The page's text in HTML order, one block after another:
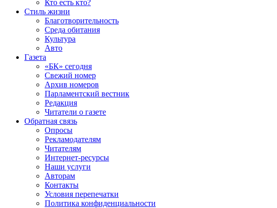
Кто есть кто?
Стиль жизни
Благотворительность
Среда обитания
Культура
Авто
Газета
«БК» сегодня
Свежий номер
Архив номеров
Парламентский вестник
Редакция
Читатели о газете
Обратная связь
Опросы
Рекламодателям
Читателям
Интернет-ресурсы
Наши услуги
Авторам
Контакты
Условия перепечатки
Политика конфиденциальности